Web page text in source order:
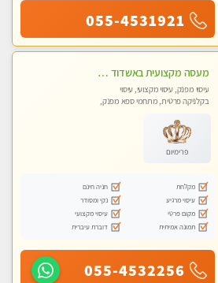
055-4531921
מעסה מקצועית באשדוד חדשה צעירה ואיכותית לעיסוי מרגיע ומפנק VIP-מומלץ לחלוטין! פרטי! ​​​​​​ Highly recommended
עיסוי מפנק, עיסוי מקצועי, עיסוי
בקלניקה פרטית, מתחמי ספא מפנק,
פרימיום
מקלחת
חניה חינם
עיסוי מרגיע
נקי ומסודר
מקום פרטי
עיסוי מקצועי
תמונה אמיתית
דוברת עיברית
055-4532256